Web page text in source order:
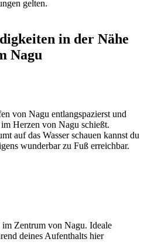
gelten.
in der Nähe
Nagu
von Nagu entlangspazierst und
Herzen von Nagu schießt.
auf das Wasser schauen kannst du
wunderbar zu Fuß erreichbar.
Zentrum von Nagu. Ideale
deines Aufenthalts hier